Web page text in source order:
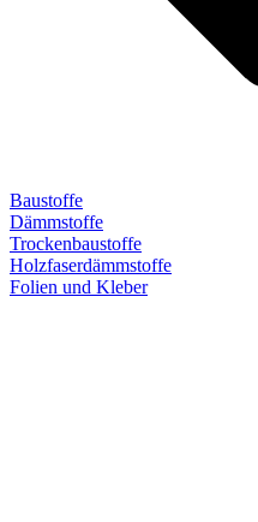
Baustoffe
Dämmstoffe
Trockenbaustoffe
Holzfaserdämmstoffe
Folien und Kleber